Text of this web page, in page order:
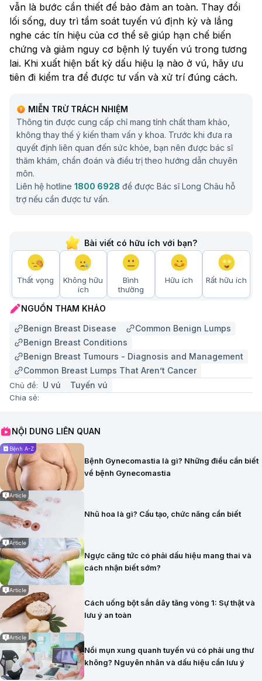
vẫn là bước cần thiết để bảo đảm an toàn. Thay đổi
lối sống, duy trì tầm soát tuyến vú định kỳ và lắng
nghe các tín hiệu của cơ thể sẽ giúp hạn chế biến
chứng và giảm nguy cơ bệnh lý tuyến vú trong tương
lai. Khi xuất hiện bất kỳ dấu hiệu lạ nào ở vú, hãy ưu
tiên đi kiểm tra để được tư vấn và xử trí đúng cách.
MIỄN TRỪ TRÁCH NHIỆM
Thông tin được cung cấp chỉ mang tính chất tham khảo,
không thay thế ý kiến tham vấn y khoa. Trước khi đưa ra
quyết định liên quan đến sức khỏe, bạn nên được bác sĩ
thăm khám, chẩn đoán và điều trị theo hướng dẫn chuyên
môn.
Liên hệ hotline 1800 6928 để được Bác sĩ Long Châu hỗ
trợ nếu cần được tư vấn.
Bài viết có hữu ích với bạn?
Thất vọng
Không hữu
ích
Bình
thường
Hữu ích Rất hữu ích
NGUỒN THAM KHẢO
Benign Breast Disease
Common Benign Lumps
Benign Breast Conditions
Benign Breast Tumours - Diagnosis and Management
Common Breast Lumps That Aren’t Cancer
Chủ đề: U vú Tuyến vú
Chia sẻ:
NỘI DUNG LIÊN QUAN
Bệnh A-Z
Bệnh Gynecomastia là gì? Những điều cần biết
về bệnh Gynecomastia
Article
Nhũ hoa là gì? Cấu tạo, chức năng cần biết
Article
Ngực căng tức có phải dấu hiệu mang thai và
cách nhận biết sớm?
Article
Cách uống bột sắn dây tăng vòng 1: Sự thật và
lưu ý an toàn
Article
Nổi mụn xung quanh tuyến vú có phải ung thư
không? Nguyên nhân và dấu hiệu cần lưu ý